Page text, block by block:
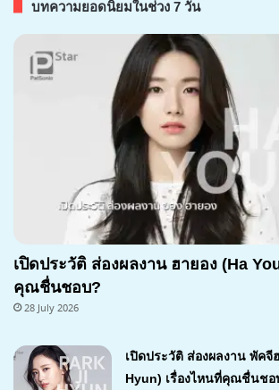
บทความยอดนิยมในช่วง 7 วัน
เปิดประวัติ ส่องผลงาน ฮายอง (Ha
คุณชื่นชอบ?
28 July 2026
เปิดประวัติ ส่องผลงาน พัคจี
Hyun) เรื่องไหนที่คุณชื่นชอ